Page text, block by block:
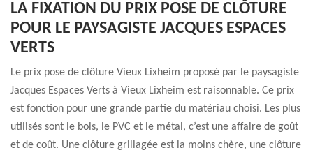
LA FIXATION DU PRIX POSE DE CLÔTURE
POUR LE PAYSAGISTE JACQUES ESPACES
VERTS
Le prix pose de clôture Vieux Lixheim proposé par le paysagiste
Jacques Espaces Verts à Vieux Lixheim est raisonnable. Ce prix
est fonction pour une grande partie du matériau choisi. Les plus
utilisés sont le bois, le PVC et le métal, c’est une affaire de goût
et de coût. Une clôture grillagée est la moins chère, une clôture